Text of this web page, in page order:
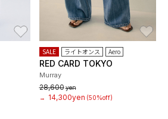
SALE ライトオンス Aero
RED CARD TOKYO
Murray
28,600yen
→
14,300yen (50%off)